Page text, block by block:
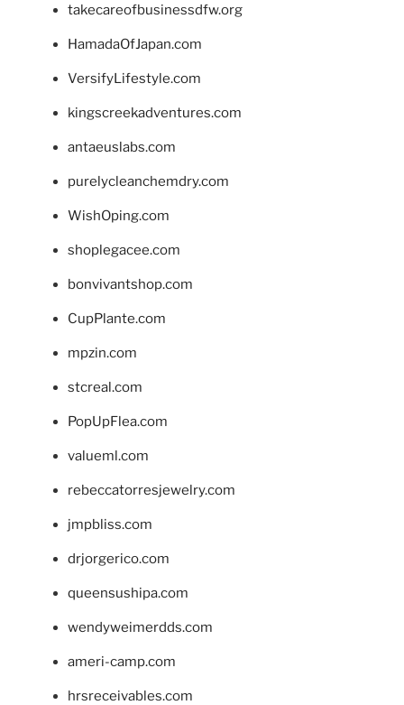
takecareofbusinessdfw.org
HamadaOfJapan.com
VersifyLifestyle.com
kingscreekadventures.com
antaeuslabs.com
purelycleanchemdry.com
WishOping.com
shoplegacee.com
bonvivantshop.com
CupPlante.com
mpzin.com
stcreal.com
PopUpFlea.com
valueml.com
rebeccatorresjewelry.com
jmpbliss.com
drjorgerico.com
queensushipa.com
wendyweimerdds.com
ameri-camp.com
hrsreceivables.com